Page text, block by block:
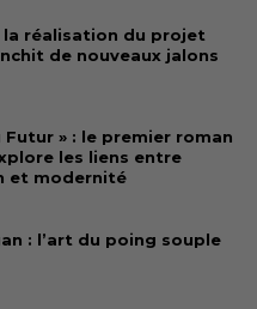
la réalisation du projet
de nouveaux jalons
Futur » : le premier roman
les liens entre
et modernité
: l’art du poing souple